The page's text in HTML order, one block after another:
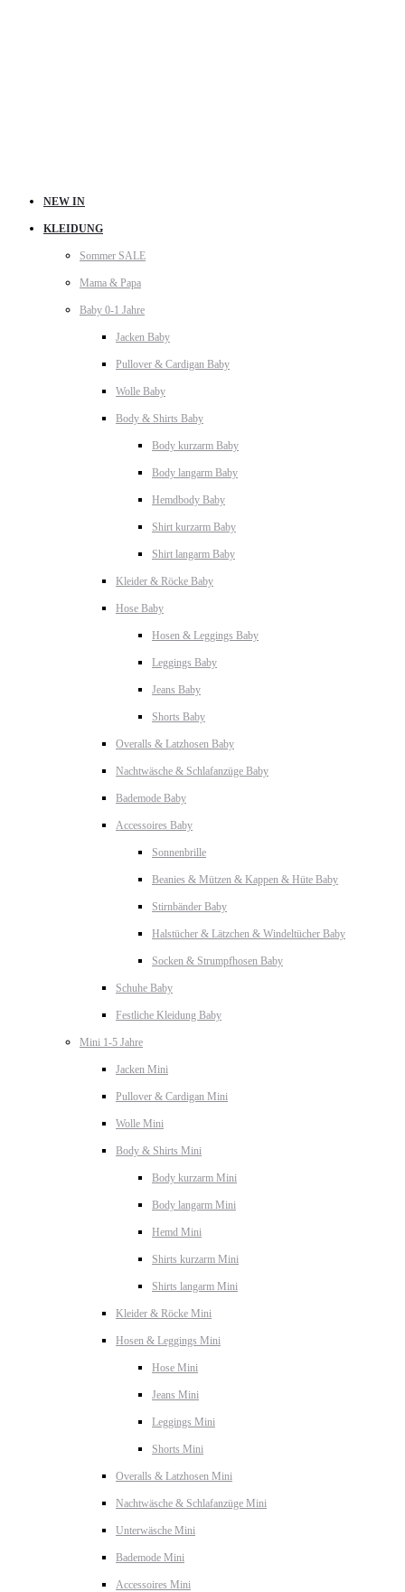
NEW IN
KLEIDUNG
Sommer SALE
Mama & Papa
Baby 0-1 Jahre
Jacken Baby
Pullover & Cardigan Baby
Wolle Baby
Body & Shirts Baby
Body kurzarm Baby
Body langarm Baby
Hemdbody Baby
Shirt kurzarm Baby
Shirt langarm Baby
Kleider & Röcke Baby
Hose Baby
Hosen & Leggings Baby
Leggings Baby
Jeans Baby
Shorts Baby
Overalls & Latzhosen Baby
Nachtwäsche & Schlafanzüge Baby
Bademode Baby
Accessoires Baby
Sonnenbrille
Beanies & Mützen & Kappen & Hüte Baby
Stirnbänder Baby
Halstücher & Lätzchen & Windeltücher Baby
Socken & Strumpfhosen Baby
Schuhe Baby
Festliche Kleidung Baby
Mini 1-5 Jahre
Jacken Mini
Pullover & Cardigan Mini
Wolle Mini
Body & Shirts Mini
Body kurzarm Mini
Body langarm Mini
Hemd Mini
Shirts kurzarm Mini
Shirts langarm Mini
Kleider & Röcke Mini
Hosen & Leggings Mini
Hose Mini
Jeans Mini
Leggings Mini
Shorts Mini
Overalls & Latzhosen Mini
Nachtwäsche & Schlafanzüge Mini
Unterwäsche Mini
Bademode Mini
Accessoires Mini